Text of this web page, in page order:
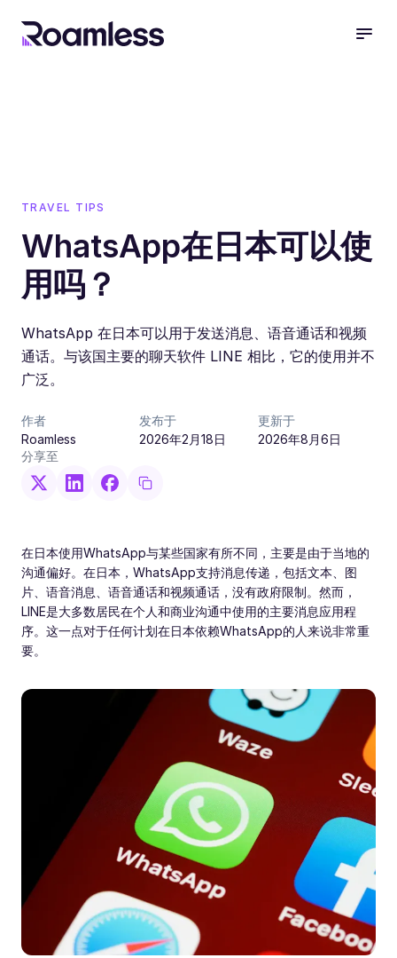
TRAVEL TIPS
WhatsApp在日本可以使
用吗？
WhatsApp 在日本可以用于发送消息、语音通话和视频
通话。与该国主要的聊天软件 LINE 相比，它的使用并不
广泛。
作者
Roamless
发布于
2026年2月18日
更新于
2026年8月6日
分享至
在日本使用WhatsApp与某些国家有所不同，主要是由于当地的
沟通偏好。在日本，WhatsApp支持消息传递，包括文本、图
片、语音消息、语音通话和视频通话，没有政府限制。然而，
LINE是大多数居民在个人和商业沟通中使用的主要消息应用程
序。这一点对于任何计划在日本依赖WhatsApp的人来说非常重
要。